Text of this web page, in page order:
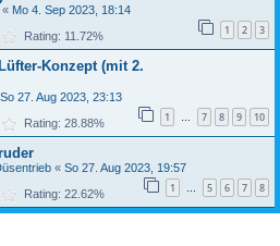
« Mo 4. Sep 2023, 18:14
1 2 3
Rating: 11.72%
Konzept (mit 2.
So 27. Aug 2023, 23:13
1 … 7 8 9 10
Rating: 28.88%
« So 27. Aug 2023, 19:57
1 … 5 6 7 8
Rating: 22.62%